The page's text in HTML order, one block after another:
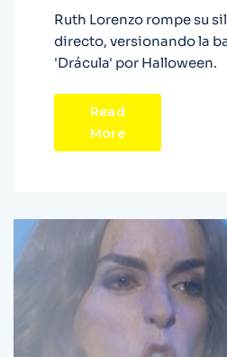
Ruth Lorenzo rompe su
directo, versionando la
'Drácula' por Halloween.
Read
More